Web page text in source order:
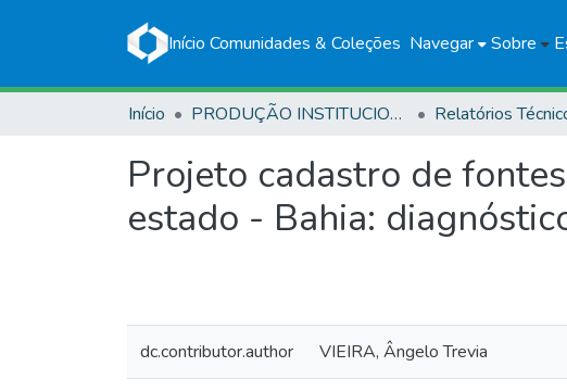
Início Comunidades & Coleções Navegar Sobre
Início PRODUÇÃO INSTITUCIONAL Relatórios
Projeto cadastro de
estado - Bahia:
dc.contributor.author VIEIRA, Ângelo Trevia